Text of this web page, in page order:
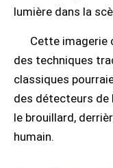
lumière dans la
Cette imagerie
des techniques
classiques
des détecteurs de
le brouillard,
humain.